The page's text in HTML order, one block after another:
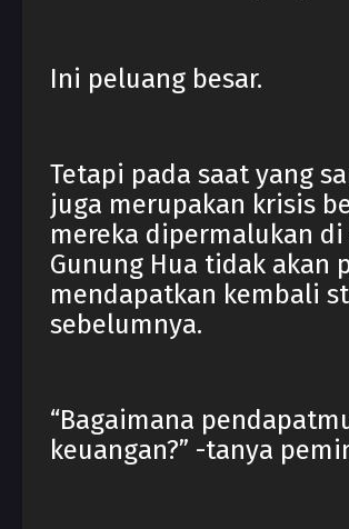
Ini peluang besar.
Tetapi pada saat yang
juga merupakan krisis
mereka dipermalukan di
Gunung Hua tidak akan
mendapatkan kembali
sebelumnya.
“Bagaimana
keuangan?” -tanya